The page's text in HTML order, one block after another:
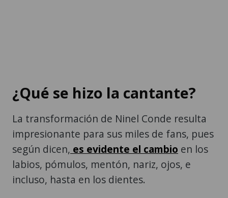
¿Qué se hizo la cantante?
La transformación de Ninel Conde resulta
impresionante para sus miles de fans, pues
según dicen, es evidente el cambio en los
labios, pómulos, mentón, nariz, ojos, e
incluso, hasta en los dientes.